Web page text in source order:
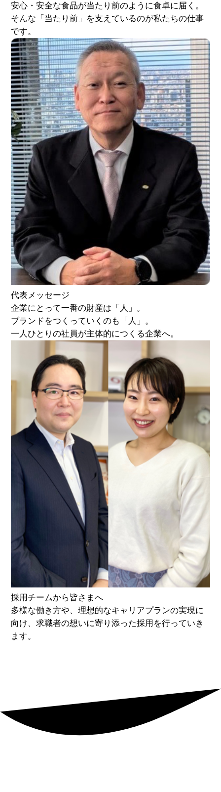
安心・安全な食品が当たり前のように食卓に届く。
そんな「当たり前」を支えているのが私たちの仕事
です。
代表メッセージ
企業にとって一番の財産は「人」。
ブランドをつくっていくのも「人」。
一人ひとりの社員が主体的につくる企業へ。
採用チームから皆さまへ
多様な働き方や、理想的なキャリアプランの実現に
向け、求職者の想いに寄り添った採用を行っていき
ます。